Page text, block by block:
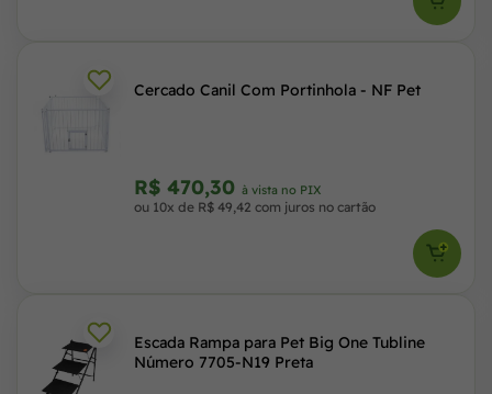
Cercado Canil Com Portinhola - NF Pet
R$ 470,30 à vista no PIX
ou 10x de R$ 49,42 com juros no cartão
Escada Rampa para Pet Big One Tubline
Número 7705-N19 Preta